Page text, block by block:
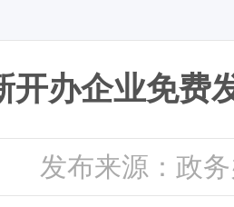
办企业免费
发布来源：政